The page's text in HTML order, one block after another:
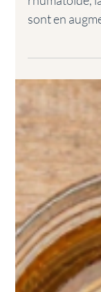
assiette
rhumatoïde,
sont en
système
propres
paléo entre en